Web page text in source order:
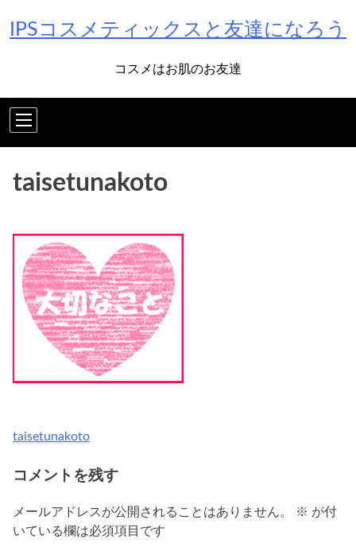
IPSコスメティックスと友達になろう
コスメはお肌のお友達
taisetunakoto
投
稿
ビ
taisetunakoto
コメントを残す
メールアドレスが公開されることはありません。 ※ が付
いている欄は必須項目です